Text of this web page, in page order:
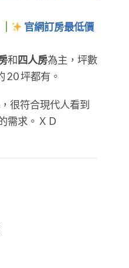
官網訂房最低價
和四人房為主，坪數
20 坪都有。
很符合現代人看到
需求。ＸＤ